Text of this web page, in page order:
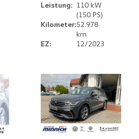
Leistung: 110 kW
(150 PS)
Kilometer:52.978
km
EZ:
12/2023